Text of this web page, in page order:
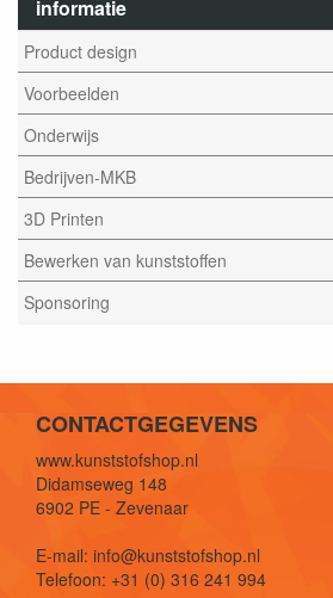
informatie
Product design
Voorbeelden
Onderwijs
Bedrijven-MKB
3D Printen
Bewerken van kunststoffen
Sponsoring
CONTACTGEGEVENS
www.kunststofshop.nl
Didamseweg 148
6902 PE - Zevenaar
E-mail: info@kunststofshop.nl
Telefoon: +31 (0) 316 241 994